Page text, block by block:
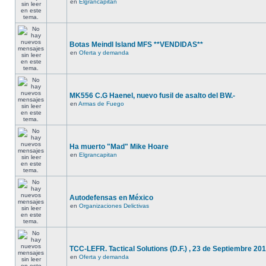
en Elgrancapitan
Botas Meindl Island MFS **VENDIDAS**
en Oferta y demanda
MK556 C.G Haenel, nuevo fusil de asalto del BW.-
en Armas de Fuego
Ha muerto "Mad" Mike Hoare
en Elgrancapitan
Autodefensas en México
en Organizaciones Delictivas
TCC-LEFR. Tactical Solutions (D.F.) , 23 de Septiembre
en Oferta y demanda